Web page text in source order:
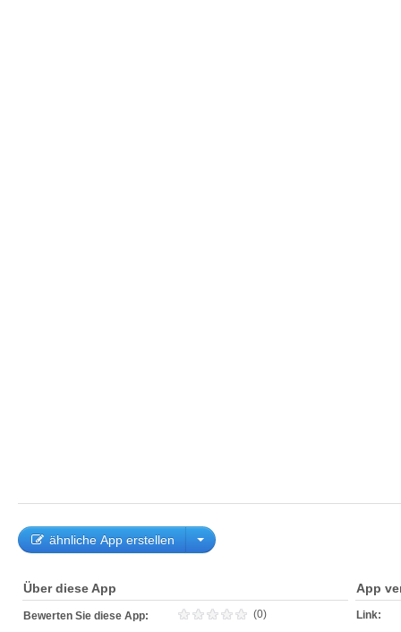
ähnliche App erstellen
Über diese App
Bewerten Sie diese App: (0)
App
Link: